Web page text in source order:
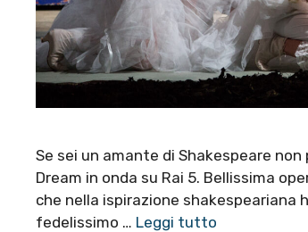
Se sei un amante di Shakespeare
Dream in onda su Rai 5. Bellissima
che nella ispirazione shakespeariana
fedelissimo … Leggi tutto